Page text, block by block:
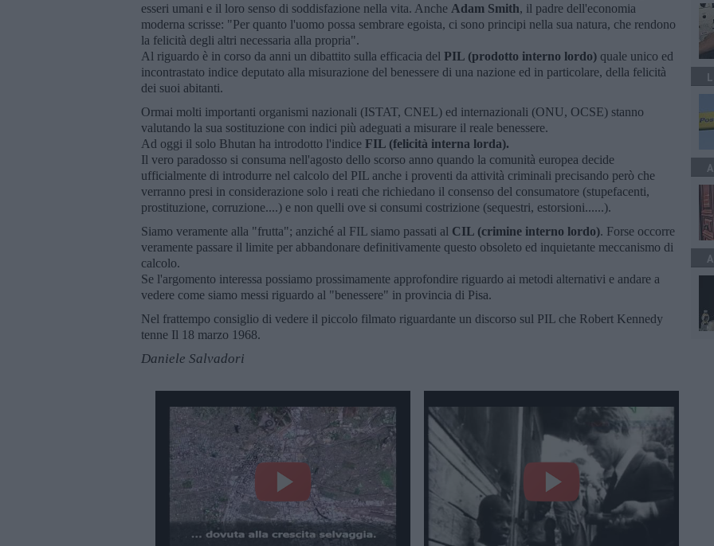
esseri umani e il loro senso di soddisfazione nella vita. Anche Adam Smith, il padre dell'economia
moderna scrisse: "Per quanto l'uomo possa sembrare egoista, ci sono principi nella sua natura, che rendono
la felicità degli altri necessaria alla propria".
Al riguardo è in corso da anni un dibattito sulla efficacia del PIL (prodotto interno lordo) quale unico ed
incontrastato indice deputato alla misurazione del benessere di una nazione ed in particolare, della felicità
dei suoi abitanti.
Ormai molti importanti organismi nazionali (ISTAT, CNEL) ed internazionali (ONU, OCSE) stanno
valutando la sua sostituzione con indici più adeguati a misurare il reale benessere.
Ad oggi il solo Bhutan ha introdotto l'indice FIL (felicità interna lorda).
Il vero paradosso si consuma nell'agosto dello scorso anno quando la comunità europea decide
ufficialmente di introdurre nel calcolo del PIL anche i proventi da attività criminali precisando però che
verranno presi in considerazione solo i reati che richiedano il consenso del consumatore (stupefacenti,
prostituzione, corruzione....) e non quelli ove si consumi costrizione (sequestri, estorsioni......).
Siamo veramente alla "frutta"; anziché al FIL siamo passati al CIL (crimine interno lordo). Forse occorre
veramente passare il limite per abbandonare definitivamente questo obsoleto ed inquietante meccanismo di
calcolo.
Se l'argomento interessa possiamo prossimamente approfondire riguardo ai metodi alternativi e andare a
vedere come siamo messi riguardo al "benessere" in provincia di Pisa.
Nel frattempo consiglio di vedere il piccolo filmato riguardante un discorso sul PIL che Robert Kennedy
tenne Il 18 marzo 1968.
Daniele Salvadori